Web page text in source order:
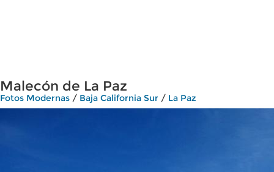
Malecón de La Paz
Fotos Modernas / Baja California Sur / La Paz